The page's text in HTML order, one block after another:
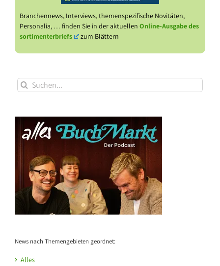
Branchennews, Interviews, themenspezifische Novitäten,
Personalia, … finden Sie in der aktuellen Online-Ausgabe des
sortimenterbriefs
zum Blättern
Suche
nach:
News nach Themengebieten geordnet:
Alles